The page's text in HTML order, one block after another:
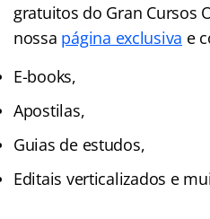
gratuitos do Gran Cursos
nossa página exclusiva e
E-books,
Apostilas,
Guias de estudos,
Editais verticalizados e